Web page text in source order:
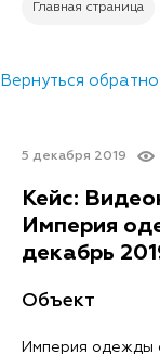
Главная страница
Вернуться обратно
5 декабря 2019
Кейс:
Империя
декабрь
Объект
Империя одежды